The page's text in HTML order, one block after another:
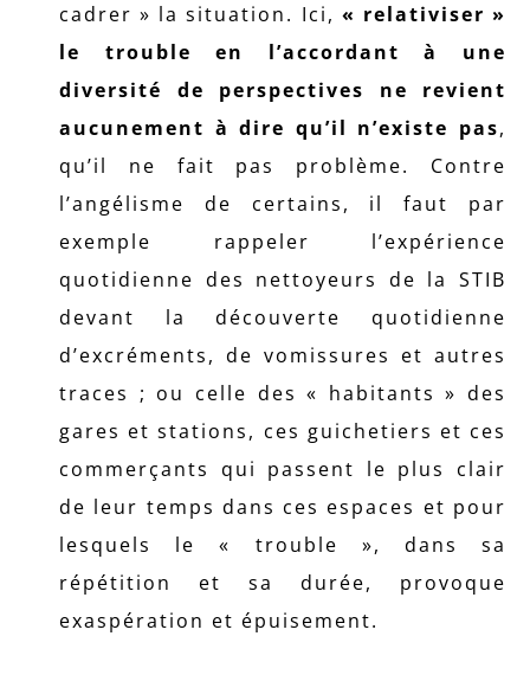
cadrer » la situation. Ici, « relativiser »
le trouble en l’accordant à une
diversité de perspectives ne revient
aucunement à dire qu’il n’existe pas,
qu’il ne fait pas problème. Contre
l’angélisme de certains, il faut par
exemple rappeler l’expérience
quotidienne des nettoyeurs de la STIB
devant la découverte quotidienne
d’excréments, de vomissures et autres
traces ; ou celle des « habitants » des
gares et stations, ces guichetiers et ces
commerçants qui passent le plus clair
de leur temps dans ces espaces et pour
lesquels le « trouble », dans sa
répétition et sa durée, provoque
exaspération et épuisement.